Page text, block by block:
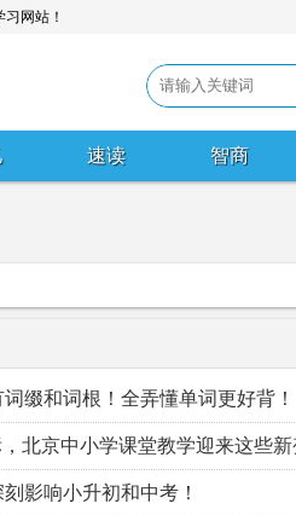
网站！
速读 智商
缀和词根！全弄懂单词更好背！
北京中小学课堂教学迎来这些
影响小升初和中考！